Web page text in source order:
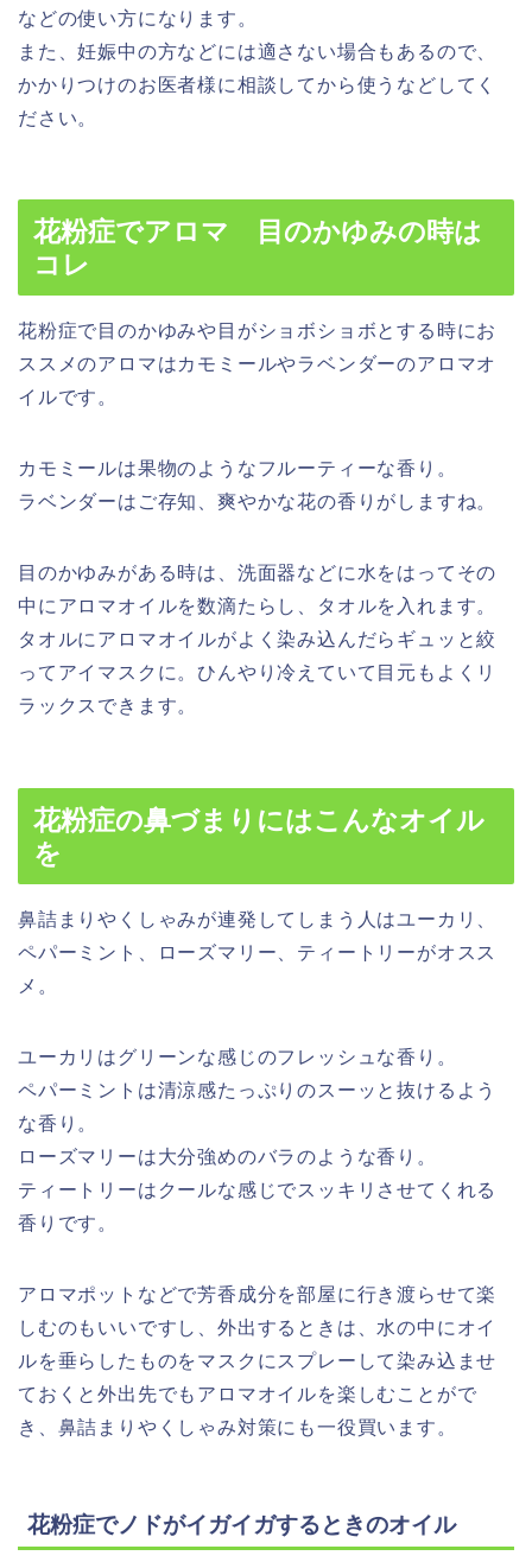
などの使い方になります。
また、妊娠中の方などには適さない場合もあるので、
かかりつけのお医者様に相談してから使うなどしてく
ださい。
花粉症でアロマ 目のかゆみの時は
コレ
花粉症で目のかゆみや目がショボショボとする時にお
ススメのアロマはカモミールやラベンダーのアロマオ
イルです。
カモミールは果物のようなフルーティーな香り。
ラベンダーはご存知、爽やかな花の香りがしますね。
目のかゆみがある時は、洗面器などに水をはってその
中にアロマオイルを数滴たらし、タオルを入れます。
タオルにアロマオイルがよく染み込んだらギュッと絞
ってアイマスクに。ひんやり冷えていて目元もよくリ
ラックスできます。
花粉症の鼻づまりにはこんなオイル
を
鼻詰まりやくしゃみが連発してしまう人はユーカリ、
ペパーミント、ローズマリー、ティートリーがオスス
メ。
ユーカリはグリーンな感じのフレッシュな香り。
ペパーミントは清涼感たっぷりのスーッと抜けるよう
な香り。
ローズマリーは大分強めのバラのような香り。
ティートリーはクールな感じでスッキリさせてくれる
香りです。
アロマポットなどで芳香成分を部屋に行き渡らせて楽
しむのもいいですし、外出するときは、水の中にオイ
ルを垂らしたものをマスクにスプレーして染み込ませ
ておくと外出先でもアロマオイルを楽しむことがで
き、鼻詰まりやくしゃみ対策にも一役買います。
花粉症でノドがイガイガするときのオイル